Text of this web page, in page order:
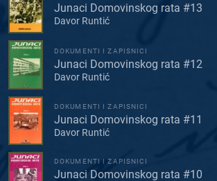
Junaci Domovinskog rata #13
Davor Runtić
DOKUMENTI I ZAPISNICI
Junaci Domovinskog rata #12
Davor Runtić
DOKUMENTI I ZAPISNICI
Junaci Domovinskog rata #11
Davor Runtić
DOKUMENTI I ZAPISNICI
Junaci Domovinskog rata #10